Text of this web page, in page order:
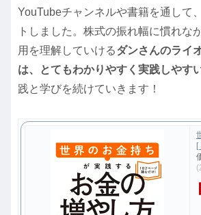
YouTubeチャンネルや書籍を通して
トしました。株式の振れ幅に慣れな
用を理解していけるダンさんのライ
は、とてもわかりやすく実践しやす
践と学びを続けていきます！